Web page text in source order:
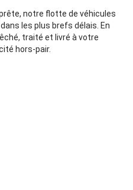
notre flotte de véhicules
les plus brefs délais. En
traité et livré à votre
hors-pair.